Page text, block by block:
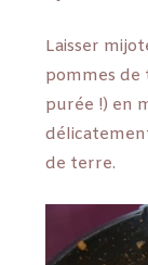
Laisser
pommes de
purée !) en
de terre.